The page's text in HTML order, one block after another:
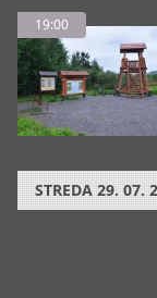
19:00
STREDA 29. 07.